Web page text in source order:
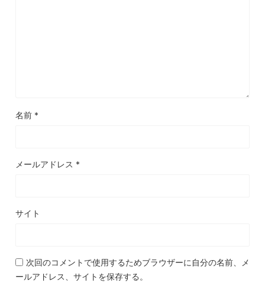
名前 *
メールアドレス *
サイト
次回のコメントで使用するためブラウザーに自分の名前、メ
ールアドレス、サイトを保存する。